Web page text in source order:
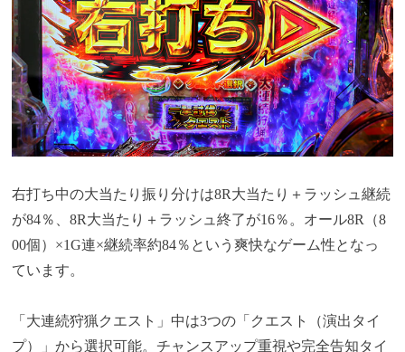
右打ち中の大当たり振り分けは8R大当たり＋ラッシュ継続
が84％、8R大当たり＋ラッシュ終了が16％。オール8R（8
00個）×1G連×継続率約84％という爽快なゲーム性となっ
ています。
「大連続狩猟クエスト」中は3つの「クエスト（演出タイ
プ）」から選択可能。チャンスアップ重視や完全告知タイ